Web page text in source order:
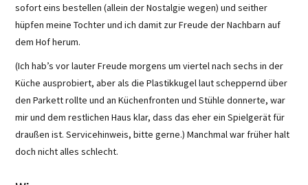
sofort eins bestellen (allein der Nostalgie wegen) und seither
hüpfen meine Tochter und ich damit zur Freude der Nachbarn auf
dem Hof herum.
(Ich hab’s vor lauter Freude morgens um viertel nach sechs in der
Küche ausprobiert, aber als die Plastikkugel laut scheppernd über
den Parkett rollte und an Küchenfronten und Stühle donnerte, war
mir und dem restlichen Haus klar, dass das eher ein Spielgerät für
draußen ist. Servicehinweis, bitte gerne.) Manchmal war früher halt
doch nicht alles schlecht.